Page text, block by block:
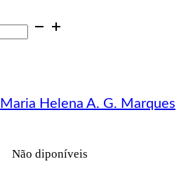
Maria Helena A. G. Marques
Não diponíveis